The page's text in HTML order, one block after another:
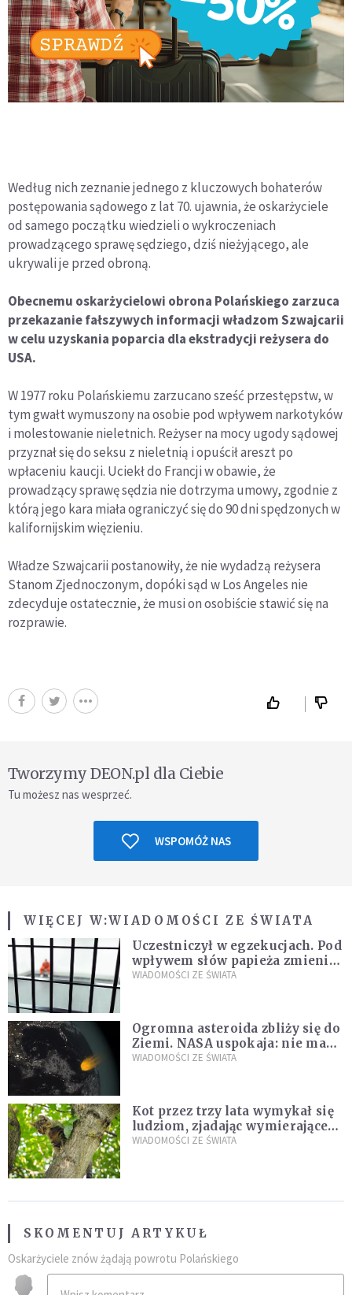
Według nich zeznanie jednego z kluczowych bohaterów
postępowania sądowego z lat 70. ujawnia, że oskarżyciele
od samego początku wiedzieli o wykroczeniach
prowadzącego sprawę sędziego, dziś nieżyjącego, ale
ukrywali je przed obroną.
Obecnemu oskarżycielowi obrona Polańskiego zarzuca
przekazanie fałszywych informacji władzom Szwajcarii
w celu uzyskania poparcia dla ekstradycji reżysera do
USA.
W 1977 roku Polańskiemu zarzucano sześć przestępstw, w
tym gwałt wymuszony na osobie pod wpływem narkotyków
i molestowanie nieletnich. Reżyser na mocy ugody sądowej
przyznał się do seksu z nieletnią i opuścił areszt po
wpłaceniu kaucji. Uciekł do Francji w obawie, że
prowadzący sprawę sędzia nie dotrzyma umowy, zgodnie z
którą jego kara miała ograniczyć się do 90 dni spędzonych w
kalifornijskim więzieniu.
Władze Szwajcarii postanowiły, że nie wydadzą reżysera
Stanom Zjednoczonym, dopóki sąd w Los Angeles nie
zdecyduje ostatecznie, że musi on osobiście stawić się na
rozprawie.
Tworzymy DEON.pl dla Ciebie
Tu możesz nas wesprzeć.
WSPOMÓŻ NAS
WIĘCEJ W:WIADOMOŚCI ZE ŚWIATA
Uczestniczył w egzekucjach. Pod
wpływem słów papieża zmienił
zdanie
WIADOMOŚCI ZE ŚWIATA
Ogromna asteroida zbliży się do
Ziemi. NASA uspokaja: nie ma
zagrożenia
WIADOMOŚCI ZE ŚWIATA
Kot przez trzy lata wymykał się
ludziom, zjadając wymierające
kaczki. W końcu popełnił
WIADOMOŚCI ZE ŚWIATA
SKOMENTUJ ARTYKUŁ
Oskarżyciele znów żądają powrotu Polańskiego